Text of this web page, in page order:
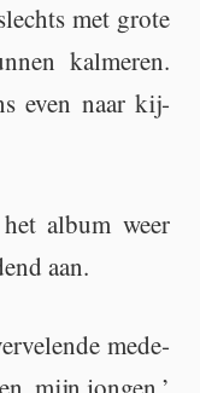
met grote
kal­me­ren.
even naar kij­
album weer
aan.
me­de­